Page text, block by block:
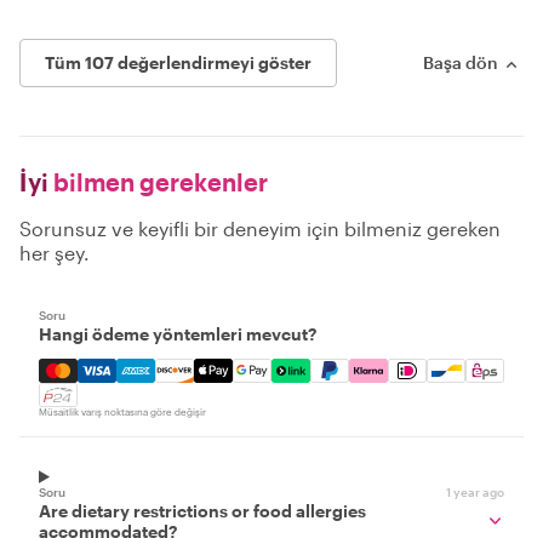
Tüm 107 değerlendirmeyi göster Başa dön
İyi bilmen gerekenler
Sorunsuz ve keyifli bir deneyim için bilmeniz gereken
her şey.
Soru
Hangi ödeme yöntemleri mevcut?
Mastercard, Visa, Amex, Discover, Apple Pay, Google
Müsaitlik varış noktasına göre değişir
Soru 1 year ago
Are dietary restrictions or food allergies
accommodated?